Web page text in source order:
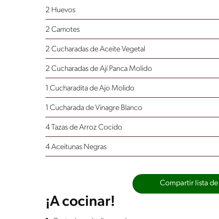
2 Huevos
2 Camotes
2 Cucharadas de Aceite Vegetal
2 Cucharadas de Ají Panca Molido
1 Cucharadita de Ajo Molido
1 Cucharada de Vinagre Blanco
4 Tazas de Arroz Cocido
4 Aceitunas Negras
Compartir lista
¡A cocinar!